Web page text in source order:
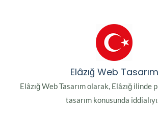
Elâzığ Web Tasarım
Elâzığ Web Tasarım olarak, Elâzığ ilinde
tasarım konusunda